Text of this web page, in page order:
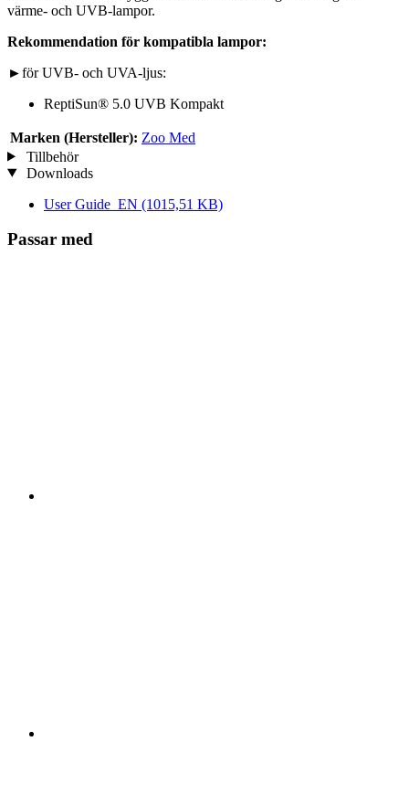
värme- och UVB-lampor.
Rekommendation för kompatibla lampor:
►för UVB- och UVA-ljus:
ReptiSun® 5.0 UVB Kompakt
Marken (Hersteller): Zoo Med
Tillbehör
Downloads
User Guide_EN (1015,51 KB)
Passar med